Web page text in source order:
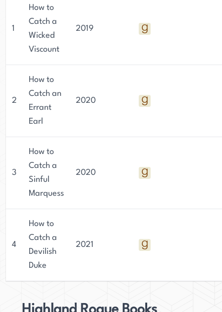
1
How to
Catch a
Wicked
Viscount
2019
2
How to
Catch an
Errant
Earl
2020
3
How to
Catch a
Sinful
Marquess
2020
4
How to
Catch a
Devilish
Duke
2021